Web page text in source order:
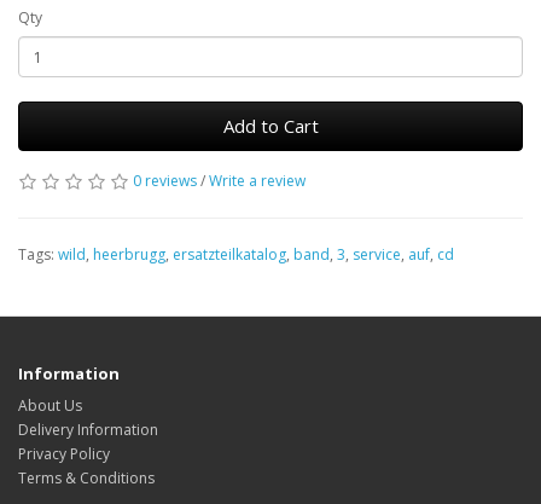
Qty
Add to Cart
0 reviews/Write a review
Tags: wild, heerbrugg, ersatzteilkatalog, band, 3, service, auf, cd
Information
About Us
Delivery Information
Privacy Policy
Terms & Conditions